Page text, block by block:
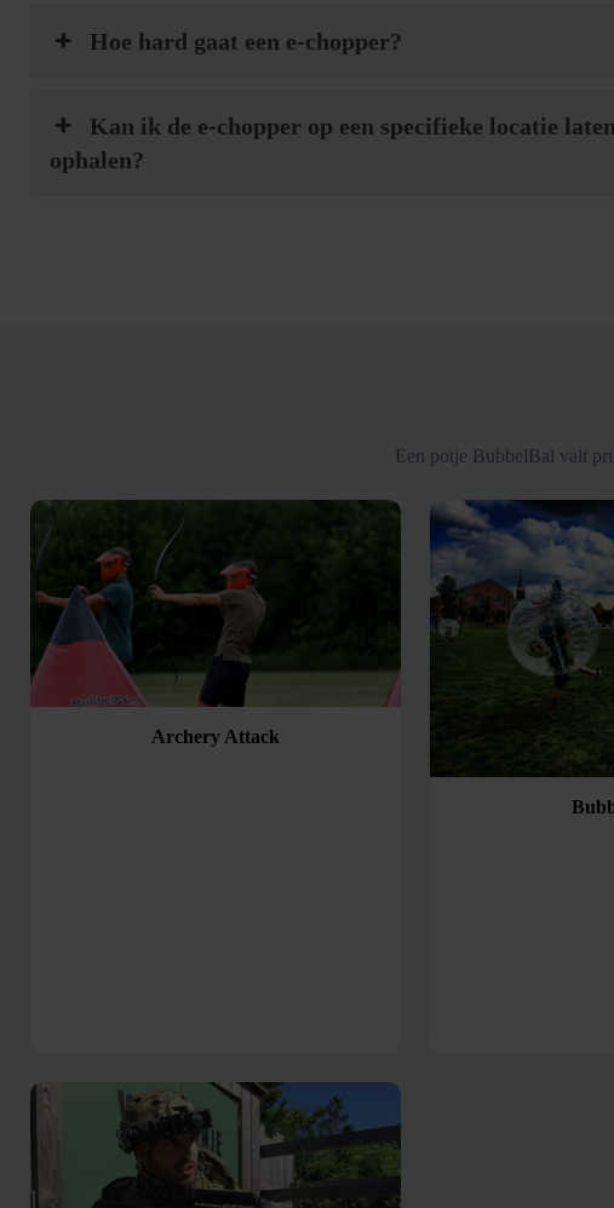
Hoe hard gaat een e-chopper?
Kan ik de e-chopper op een specifieke locatie
ophalen?
Een potje BubbelBal valt
Archery Attack